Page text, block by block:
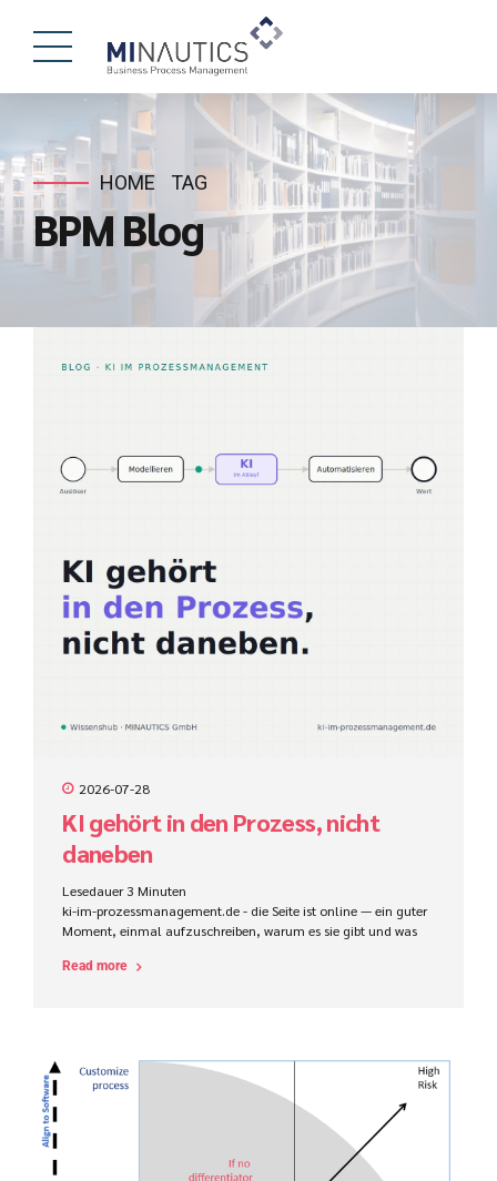
HOME TAG
BPM Blog
2026-07-28
KI gehört in den Prozess, nicht
daneben
Lesedauer 3 Minuten
ki-im-prozessmanagement.de - die Seite ist online — ein guter
Moment, einmal aufzuschreiben, warum es sie gibt und was
Prozessmanagement. Und was dieser Begriff eigentlich heißt,
Read more